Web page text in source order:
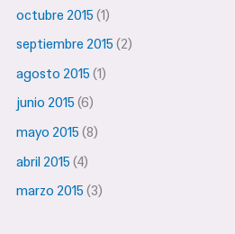
octubre 2015 (1)
septiembre 2015 (2)
agosto 2015 (1)
junio 2015 (6)
mayo 2015 (8)
abril 2015 (4)
marzo 2015 (3)